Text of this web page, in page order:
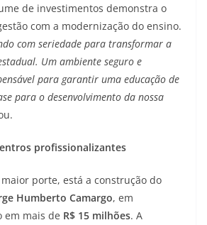
de investimentos demonstra o
com a modernização do ensino.
com seriedade para transformar a
Um ambiente seguro e
para garantir uma educação de
para o desenvolvimento da nossa
profissionalizantes
porte, está a construção do
Humberto Camargo, em
em mais de R$ 15 milhões. A